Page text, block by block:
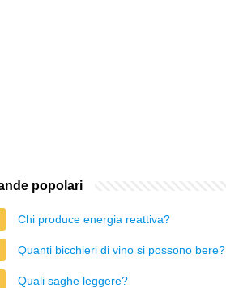
popolari
Chi produce energia reattiva?
Quanti bicchieri di vino si possono bere?
Quali saghe leggere?